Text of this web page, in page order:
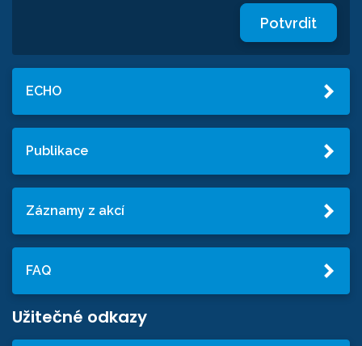
Potvrdit
ECHO
Publikace
Záznamy z akcí
FAQ
Užitečné odkazy